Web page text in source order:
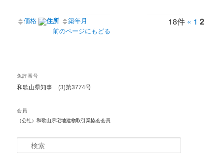
価格 住所 築年月 18件 « 1 2
前のページにもどる
免許番号
和歌山県知事 (3)第3774号
会員
（公社）和歌山県宅地建物取引業協会会員
索